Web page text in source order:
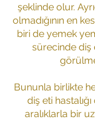
şeklinde olur.
olmadığının en
biri de yemek
sürecinde diş
Bununla birlikte
diş eti
aralıklarla bir